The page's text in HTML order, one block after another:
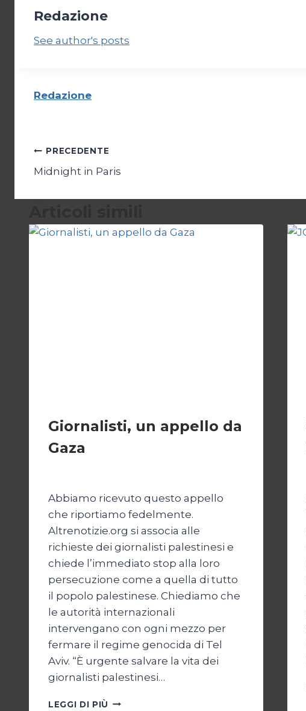
Redazione
See author's posts
Redazione
Navigazione
articoli
PRECEDENTE
Midnight in Paris
Giornalisti, un appello da
Gaza
Abbiamo ricevuto questo appello
che riportiamo fedelmente.
Altrenotizie.org si associa alle
richieste dei giornalisti palestinesi e
chiede l’immediato stop alla loro
persecuzione come a quella di tutto
il popolo palestinese. Chiediamo che
le autorità internazionali
intervengano con ogni mezzo per
fermare il regime genocida di Tel
Aviv. “È urgente salvare la vita dei
giornalisti palestinesi…
LEGGI DI PIÙ GIORNALISTI,